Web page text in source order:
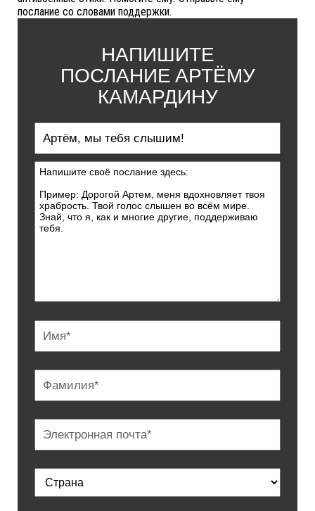
послание со словами поддержки.